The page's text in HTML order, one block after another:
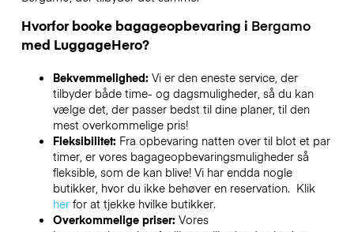
Hvorfor booke bagageopbevaring i Bergamo
med LuggageHero?
Bekvemmelighed: Vi er den eneste service, der
tilbyder både time- og dagsmuligheder, så du kan
vælge det, der passer bedst til dine planer, til den
mest overkommelige pris!
Fleksibilitet: Fra opbevaring natten over til blot et par
timer, er vores bagageopbevaringsmuligheder så
fleksible, som de kan blive! Vi har endda nogle
butikker, hvor du ikke behøver en reservation. Klik
herfor at tjekke hvilke butikker.
Overkommelige priser: Vores